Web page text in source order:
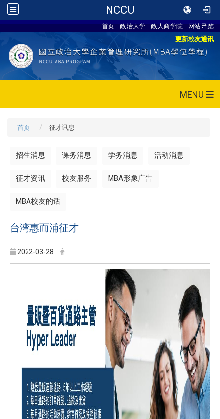
NCCU
首页 政治大学 政大商学院
网站导览
更新校友通讯
MENU
首页 征才讯息
招生消息 课务消息 学务消息 活动消息
征才资讯 校友服务 MBA形象广告
MBA校友的话
台湾惠而浦征才
2022-03-28